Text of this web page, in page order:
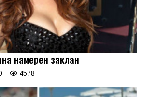
намерен заклан
4578